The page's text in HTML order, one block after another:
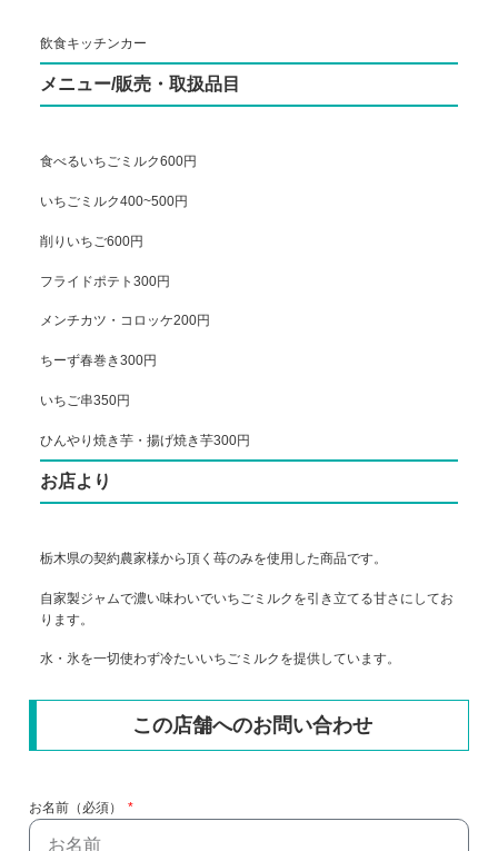
飲食キッチンカー
メニュー/販売・取扱品目
食べるいちごミルク600円
いちごミルク400~500円
削りいちご600円
フライドポテト300円
メンチカツ・コロッケ200円
ちーず春巻き300円
いちご串350円
ひんやり焼き芋・揚げ焼き芋300円
お店より
栃木県の契約農家様から頂く苺のみを使用した商品です。
自家製ジャムで濃い味わいでいちごミルクを引き立てる甘さにしてお
ります。
水・氷を一切使わず冷たいいちごミルクを提供しています。
この店舗へのお問い合わせ
お名前（必須）